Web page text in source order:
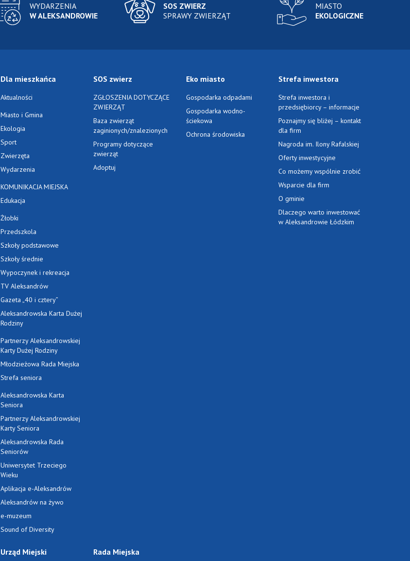
WYDARZENIA
W ALEKSANDROWIE
SOS ZWIERZ
SPRAWY ZWIERZĄT
MIASTO
EKOLOGICZNE
Dla mieszkańca
Aktualności
Miasto i Gmina
Ekologia
Sport
Zwierzęta
Wydarzenia
KOMUNIKACJA MIEJSKA
Edukacja
Żłobki
Przedszkola
Szkoły podstawowe
Szkoły średnie
Wypoczynek i rekreacja
TV Aleksandrów
Gazeta „40 i cztery”
Aleksandrowska Karta Dużej
Rodziny
Partnerzy Aleksandrowskiej
Karty Dużej Rodziny
Młodzieżowa Rada Miejska
Strefa seniora
Aleksandrowska Karta
Seniora
Partnerzy Aleksandrowskiej
Karty Seniora
Aleksandrowska Rada
Seniorów
Uniwersytet Trzeciego
Wieku
Aplikacja e-Aleksandrów
Aleksandrów na żywo
e-muzeum
Sound of Diversity
SOS zwierz
ZGŁOSZENIA DOTYCZĄCE
ZWIERZĄT
Baza zwierząt
zaginionych/znalezionych
Programy dotyczące
zwierząt
Adoptuj
Eko miasto
Gospodarka odpadami
Gospodarka wodno-
ściekowa
Ochrona środowiska
Strefa inwestora
Strefa inwestora i
przedsiębiorcy – informacje
Poznajmy się bliżej – kontakt
dla firm
Nagroda im. Ilony Rafalskiej
Oferty inwestycyjne
Co możemy wspólnie zrobić
Wsparcie dla firm
O gminie
Dlaczego warto inwestować
w Aleksandrowie Łódzkim
Urząd Miejski Rada Miejska